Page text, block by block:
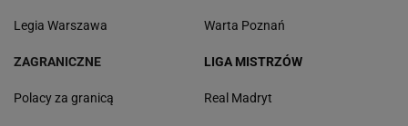
Legia Warszawa Warta Poznań
ZAGRANICZNE
Polacy za granicą
LIGA MISTRZÓW
Real Madryt